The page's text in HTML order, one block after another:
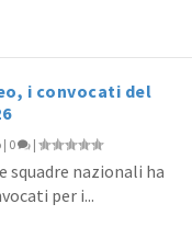
i convocati del
| 0 |
squadre nazionali ha
per i...